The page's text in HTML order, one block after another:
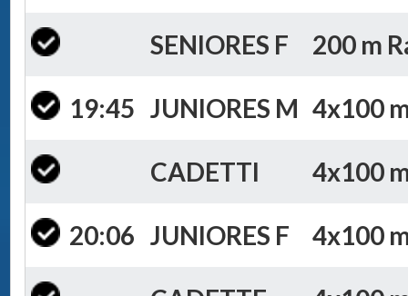
SENIORES F 200 m
19:45 JUNIORES M 4x100
CADETTI 4x100
20:06 JUNIORES F 4x100